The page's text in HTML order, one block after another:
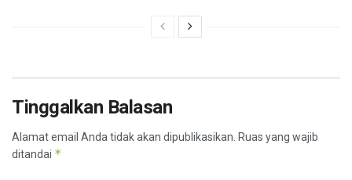
Tinggalkan Balasan
Alamat email Anda tidak akan dipublikasikan. Ruas yang wajib
ditandai *